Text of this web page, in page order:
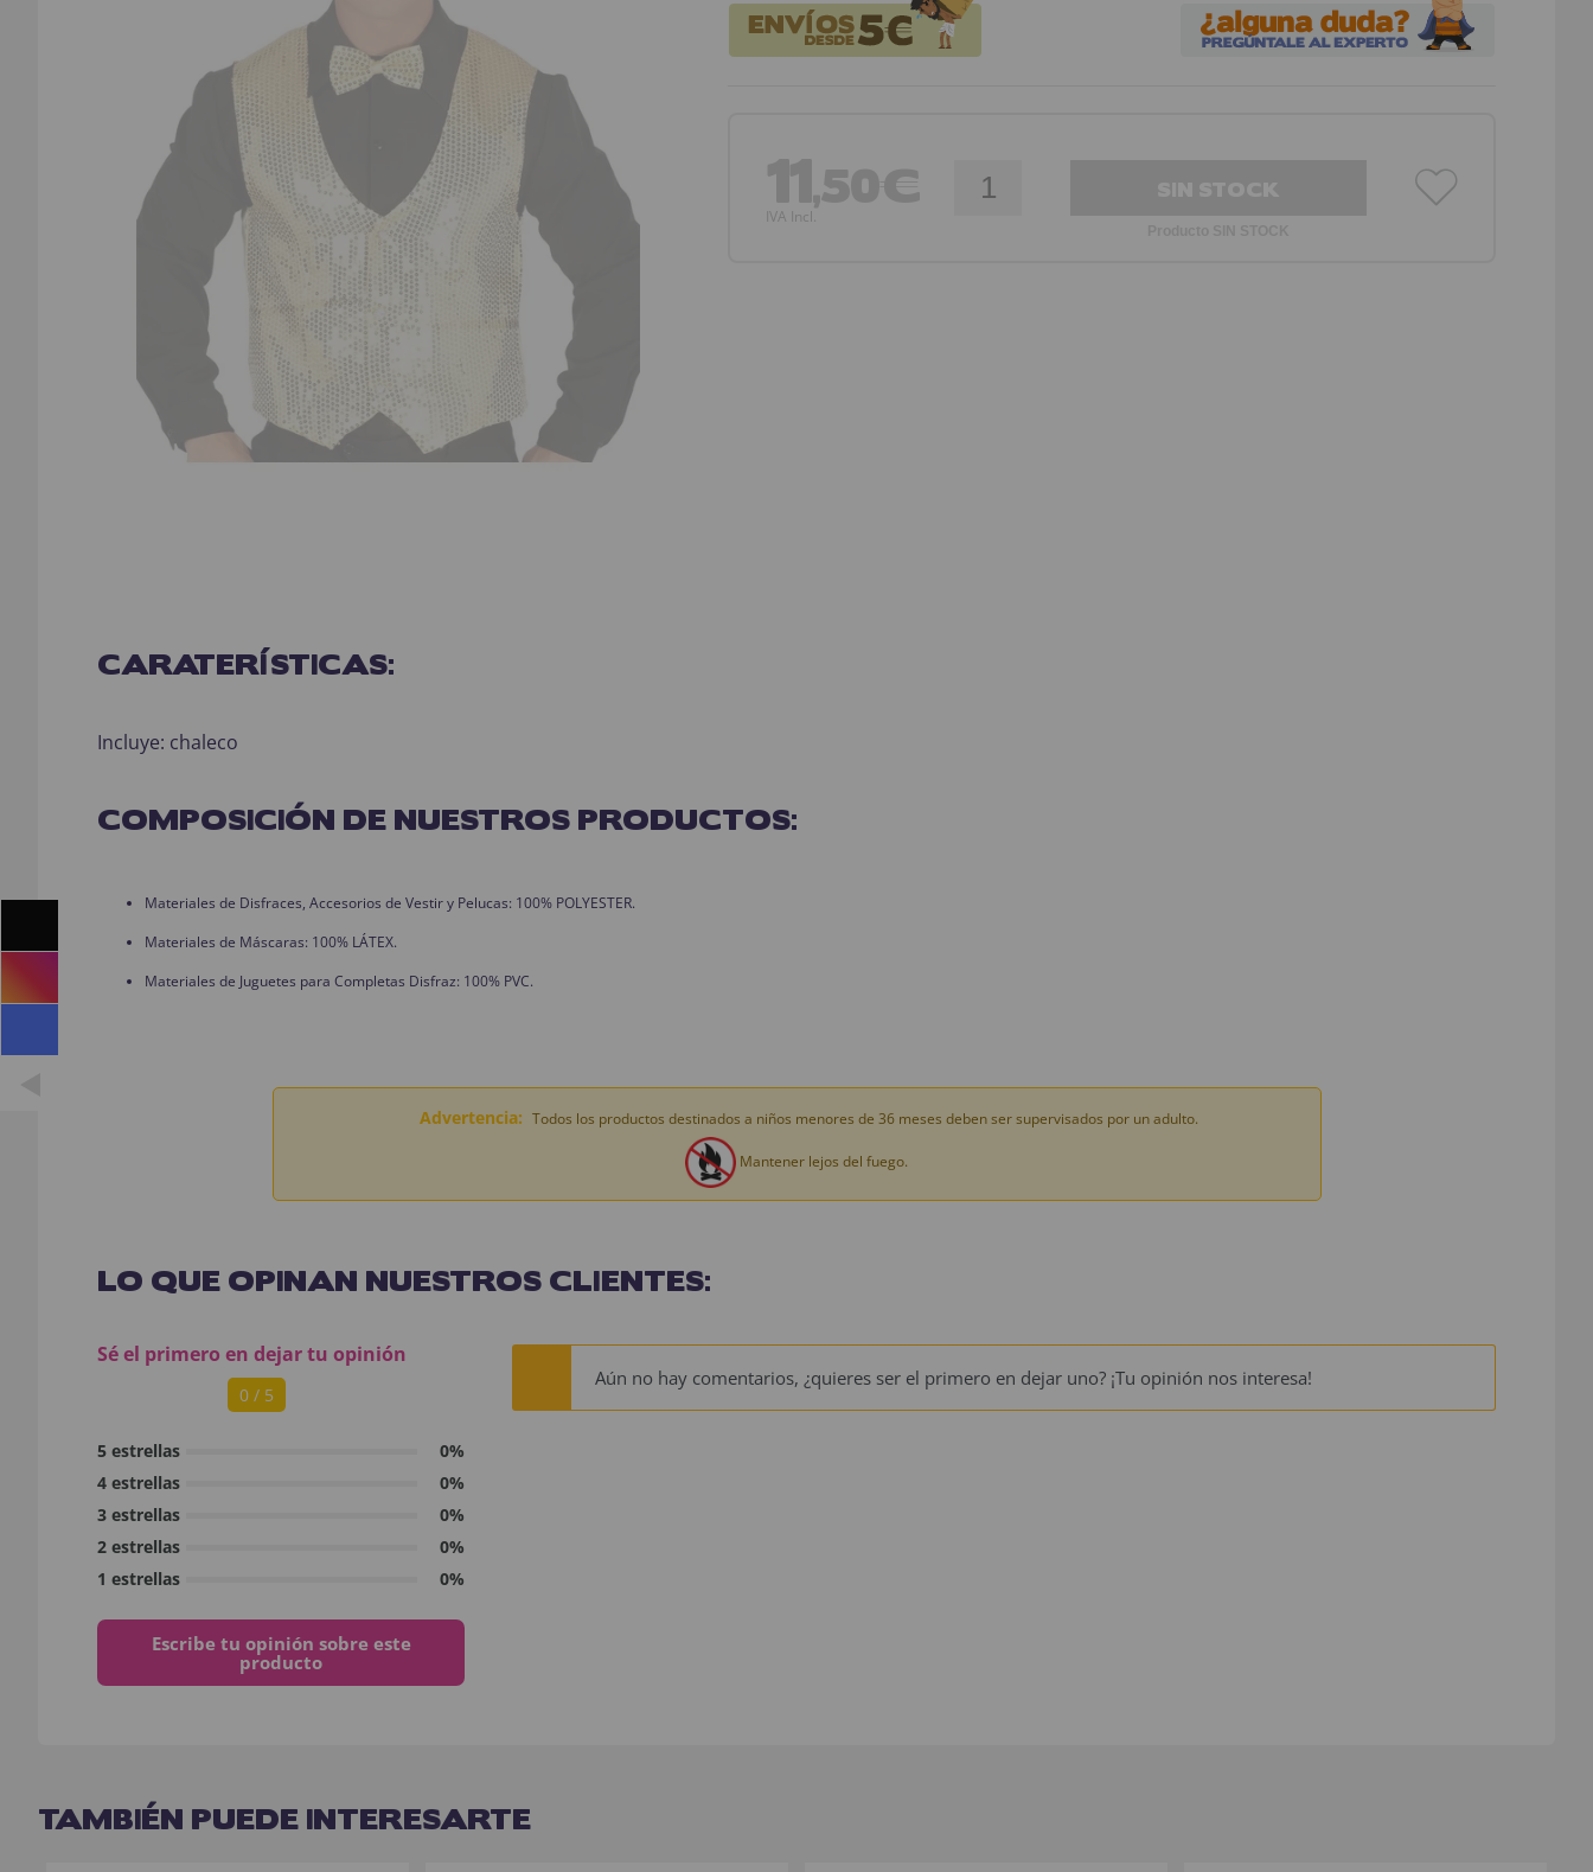
11,50€
IVA Incl.
CARATERÍSTICAS:
Incluye: chaleco
COMPOSICIÓN DE NUESTROS PRODUCTOS:
Materiales de Disfraces, Accesorios de Vestir y Pelucas: 100% POLYESTER.
Materiales de Máscaras: 100% LÁTEX.
Materiales de Juguetes para Completas Disfraz: 100% PVC.
Advertencia: Todos los productos destinados a niños menores de 36 meses deben ser supervisados por un adulto.
Mantener lejos del fuego.
LO QUE OPINAN NUESTROS CLIENTES:
Sé el primero en dejar tu opinión
0 / 5
5 estrellas
0%
4 estrellas
0%
3 estrellas
0%
2 estrellas
0%
1 estrellas
0%
Escribe tu opinión sobre este
producto
Aún no hay comentarios, ¿quieres ser el primero en dejar uno? ¡Tu opinión nos interesa!
TAMBIÉN PUEDE INTERESARTE